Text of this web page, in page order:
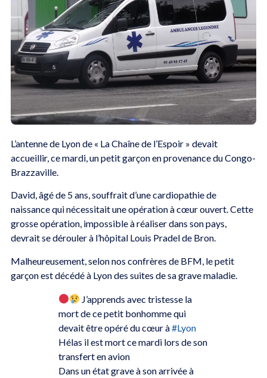
L’antenne de Lyon de « La Chaîne de l’Espoir » devait
accueillir, ce mardi, un petit garçon en provenance du Congo-
Brazzaville.
David, âgé de 5 ans, souffrait d’une cardiopathie de
naissance qui nécessitait une opération à cœur ouvert. Cette
grosse opération, impossible à réaliser dans son pays,
devrait se dérouler à l’hôpital Louis Pradel de Bron.
Malheureusement, selon nos confrères de BFM, le petit
garçon est décédé à Lyon des suites de sa grave maladie.
J’apprends avec tristesse la
mort de ce petit bonhomme qui
devait être opéré du cœur à#Lyon
Hélas il est mort ce mardi lors de son
transfert en avion
Dans un état grave à son arrivée à